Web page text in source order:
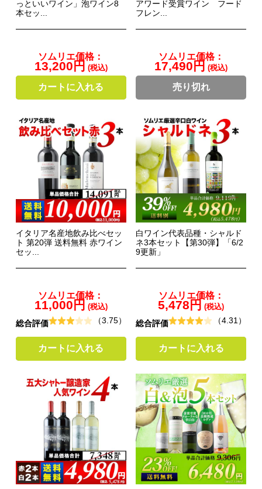
っといいワイン」泡ワイン8
本セッ...
ソムリエ価格：
13,200円 (税込)
カートに入れる
アワード受賞ワイン フード
フレン...
ソムリエ価格：
17,490円 (税込)
売り切れ
イタリア名産地飲み比べセッ
ト 第20弾 送料無料 赤ワイン
セッ...
ソムリエ価格：
11,000円 (税込)
総合評価 （3.75）
カートに入れる
白ワイン代表品種・シャルド
ネ3本セット【第30弾】「6/2
9更新」
ソムリエ価格：
5,478円 (税込)
総合評価 （4.31）
カートに入れる